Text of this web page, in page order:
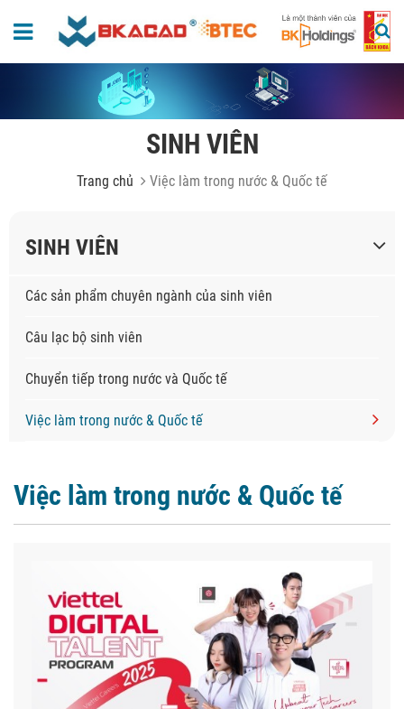
SINH VIÊN
Trang chủ Việc làm trong nước & Quốc tế
SINH VIÊN
Các sản phẩm chuyên ngành của sinh viên
Câu lạc bộ sinh viên
Chuyển tiếp trong nước và Quốc tế
Việc làm trong nước & Quốc tế
Việc làm trong nước & Quốc tế